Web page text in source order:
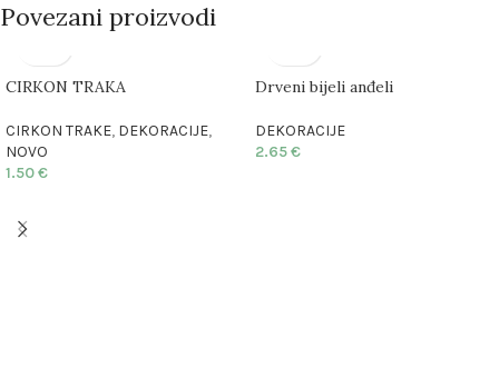
Povezani proizvodi
CIRKON TRAKA
CIRKON TRAKE, DEKORACIJE,
NOVO
1.50€
Drveni bijeli anđeli
DEKORACIJE
2.65€